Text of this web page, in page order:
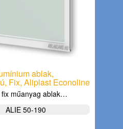
ablak,
Fix, Aliplast Econoline
fix műanyag ablak…
ALIE 50-190